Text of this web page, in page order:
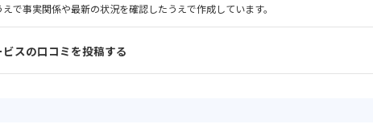
で事実関係や最新の状況を確認したうえで作成しています。
スの口コミを投稿する